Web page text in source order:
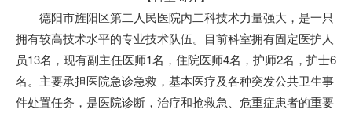
德阳市旌阳区第二人民医院内二科技术力量强大，是一只
拥有较高技术水平的专业技术队伍。目前科室拥有固定医护人
员13名，现有副主任医师1名，住院医师4名，护师2名，护士6
名。主要承担医院急诊急救，基本医疗及各种突发公共卫生事
件处置任务，是医院诊断，治疗和抢救急、危重症患者的重要